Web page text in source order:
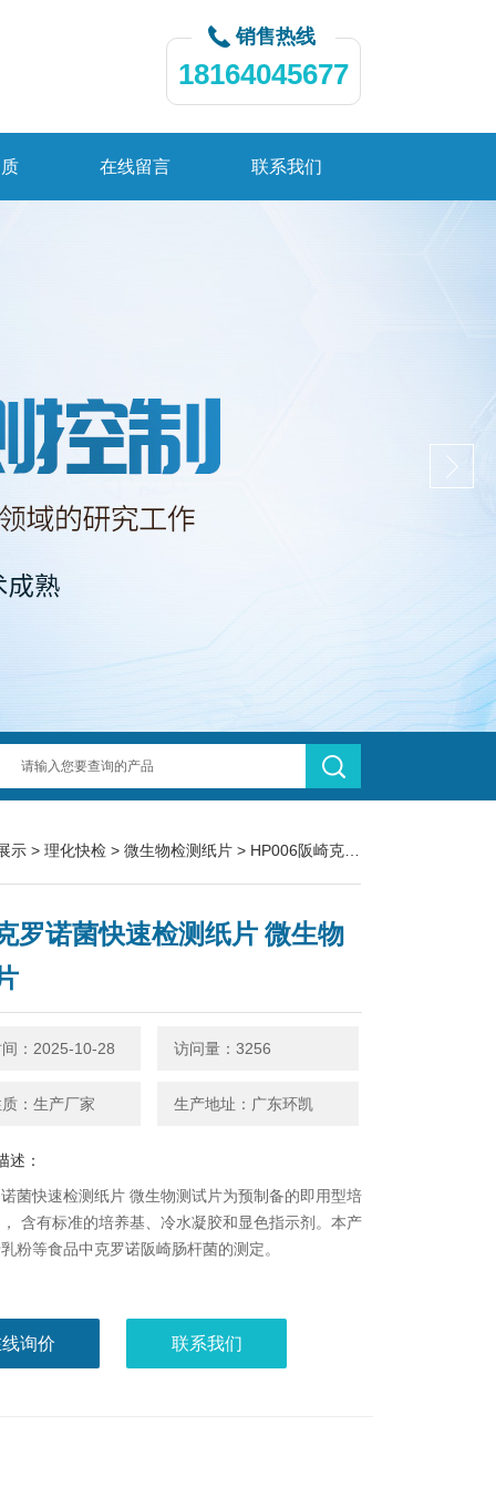
销售热线
18164045677
在线留言 联系我们
示 > 理化快检 > 微生物检测纸片 > HP006阪崎克罗诺菌快速检测纸片 微生物测试片
罗诺菌快速检测纸片 微生物
：2025-10-28 访问量：3256
：生产厂家 生产地址：广东环凯
述：
菌快速检测纸片 微生物测试片为预制备的即用型培
含有标准的培养基、冷水凝胶和显色指示剂。本产
粉等食品中克罗诺阪崎肠杆菌的测定。
询价 联系我们